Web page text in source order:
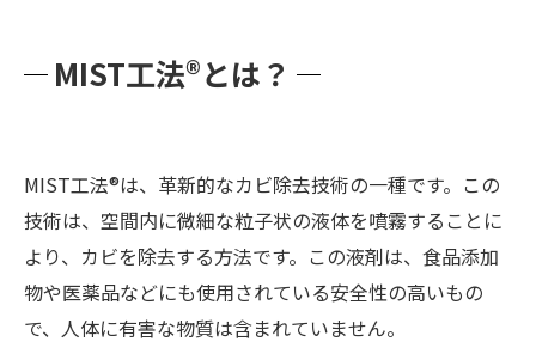
MIST工法®とは？
MIST工法®は、革新的なカビ除去技術の一種です。この
技術は、空間内に微細な粒子状の液体を噴霧することに
より、カビを除去する方法です。この液剤は、食品添加
物や医薬品などにも使用されている安全性の高いもの
で、人体に有害な物質は含まれていません。